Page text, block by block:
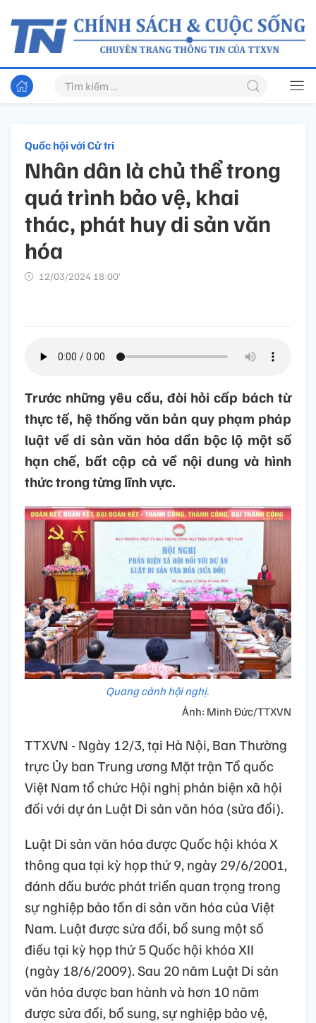
Quốc hội với Cử tri
Nhân dân là chủ thể trong
quá trình bảo vệ, khai
thác, phát huy di sản văn
hóa
12/03/2024 18:00’
Trước những yêu cầu, đòi hỏi cấp bách từ
thực tế, hệ thống văn bản quy phạm pháp
luật về di sản văn hóa dần bộc lộ một số
hạn chế, bất cập cả về nội dung và hình
thức trong từng lĩnh vực.
Quang cảnh hội nghị.
Ảnh: Minh Đức/TTXVN
TTXVN - Ngày 12/3, tại Hà Nội, Ban Thường
trực Ủy ban Trung ương Mặt trận Tổ quốc
Việt Nam tổ chức Hội nghị phản biện xã hội
đối với dự án Luật Di sản văn hóa (sửa đổi).
Luật Di sản văn hóa được Quốc hội khóa X
thông qua tại kỳ họp thứ 9, ngày 29/6/2001,
đánh dấu bước phát triển quan trọng trong
sự nghiệp bảo tồn di sản văn hóa của Việt
Nam. Luật được sửa đổi, bổ sung một số
điều tại kỳ họp thứ 5 Quốc hội khóa XII
(ngày 18/6/2009). Sau 20 năm Luật Di sản
văn hóa được ban hành và hơn 10 năm
được sửa đổi, bổ sung, sự nghiệp bảo vệ,